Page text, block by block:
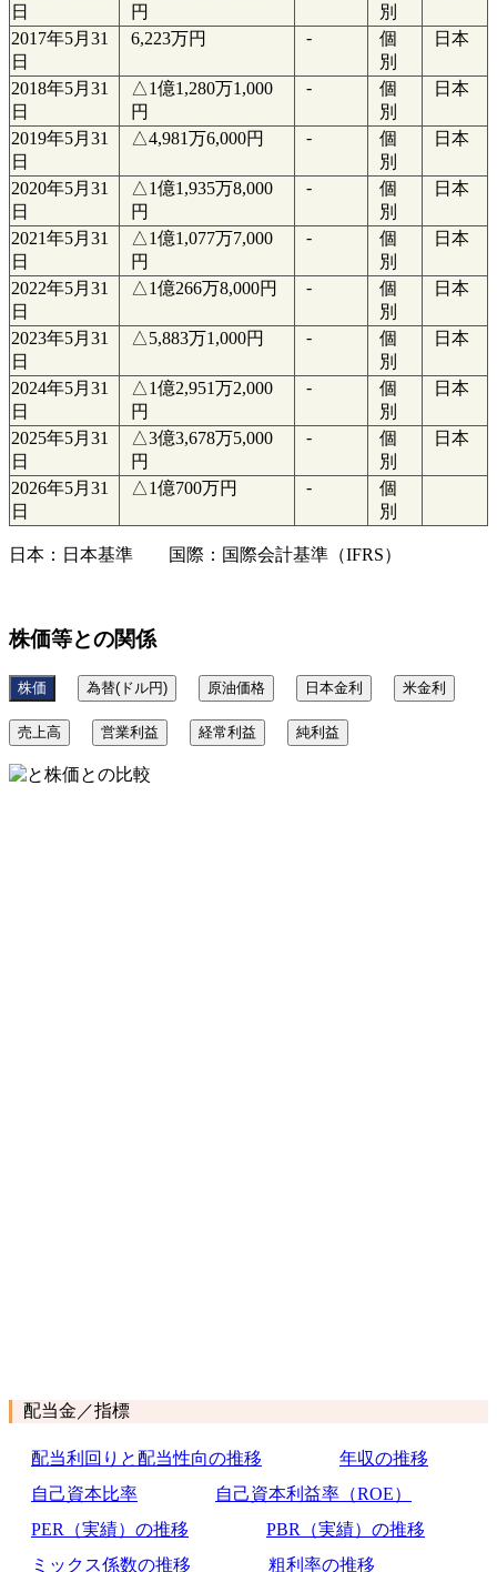
日
円
別
2017年5月31
日
6,223万円 -
個
別
日本
2018年5月31
日
△1億1,280万1,000
円
-
個
別
日本
2019年5月31
日
△4,981万6,000円 -
個
別
日本
2020年5月31
日
△1億1,935万8,000
円
-
個
別
日本
2021年5月31
日
△1億1,077万7,000
円
-
個
別
日本
2022年5月31
日
△1億266万8,000円 -
個
別
日本
2023年5月31
日
△5,883万1,000円 -
個
別
日本
2024年5月31
日
△1億2,951万2,000
円
-
個
別
日本
2025年5月31
日
△3億3,678万5,000
円
-
個
別
日本
2026年5月31
日
△1億700万円 -
個
別
日本：日本基準 国際：国際会計基準（IFRS）
株価等との関係
株価 為替(ドル円) 原油価格 日本金利 米金利
売上高 営業利益 経常利益 純利益
配当金／指標
配当利回りと配当性向の推移
年収の推移
自己資本比率
自己資本利益率（ROE）
PER（実績）の推移
PBR（実績）の推移
ミックス係数の推移
粗利率の推移